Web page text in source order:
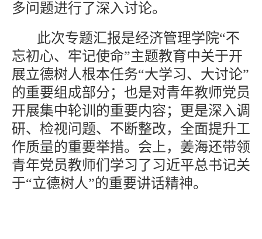
多问题进行了深入讨论。
此次专题汇报是经济管理学院“不
忘初心、牢记使命”主题教育中关于开
展立德树人根本任务“大学习、大讨论”
的重要组成部分；也是对青年教师党员
开展集中轮训的重要内容；更是深入调
研、检视问题、不断整改，全面提升工
作质量的重要举措。会上，姜海还带领
青年党员教师们学习了习近平总书记关
于“立德树人”的重要讲话精神。